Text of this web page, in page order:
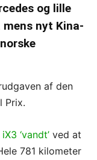
og lille
nyt Kina-
af den
Prix.
‘vandt’ ved at
781 kilometer